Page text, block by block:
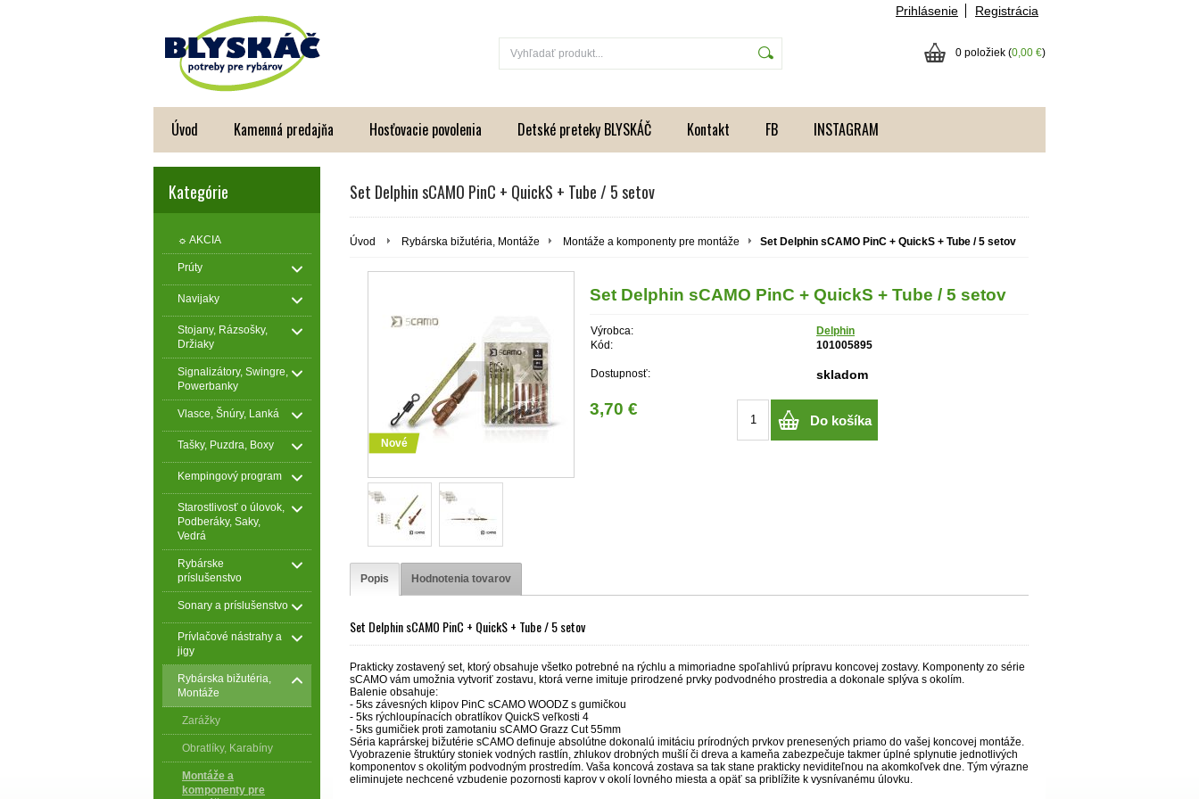
Prihlásenie Registrácia
0 položiek (0,00 €)
Úvod Kamenná predajňa Hosťovacie povolenia Detské preteky BLYSKÁČ Kontakt FB INSTAGRAM
Kategórie
☼ AKCIA
Prúty
Navijaky
Stojany, Rázsošky,
Držiaky
Signalizátory, Swingre,
Powerbanky
Vlasce, Šnúry, Lanká
Tašky, Puzdra, Boxy
Kempingový program
Starostlivosť o úlovok,
Podberáky, Saky,
Vedrá
Rybárske
príslušenstvo
Sonary a príslušenstvo
Prívlačové nástrahy a
jigy
Rybárska bižutéria,
Montáže
Zarážky
Obratlíky, Karabíny
Montáže a
komponenty pre
Set Delphin sCAMO PinC + QuickS + Tube / 5 setov
Úvod Rybárska bižutéria, Montáže Montáže a komponenty pre montáže Set Delphin sCAMO PinC + QuickS + Tube / 5 setov
Nové
Set Delphin sCAMO PinC + QuickS + Tube / 5 setov
Výrobca:
Delphin
Kód:
101005895
Dostupnosť: skladom
3,70 €
Do košíka
Popis Hodnotenia tovarov
Set Delphin sCAMO PinC + QuickS + Tube / 5 setov
Prakticky zostavený set, ktorý obsahuje všetko potrebné na rýchlu a mimoriadne spoľahlivú prípravu koncovej zostavy. Komponenty zo série
sCAMO vám umožnia vytvoriť zostavu, ktorá verne imituje prirodzené prvky podvodného prostredia a dokonale splýva s okolím.
Balenie obsahuje:
- 5ks závesných klipov PinC sCAMO WOODZ s gumičkou
- 5ks rýchloupínacích obratlíkov QuickS veľkosti 4
- 5ks gumičiek proti zamotaniu sCAMO Grazz Cut 55mm
Séria kaprárskej bižutérie sCAMO definuje absolútne dokonalú imitáciu prírodných prvkov prenesených priamo do vašej koncovej montáže.
Vyobrazenie štruktúry stoniek vodných rastlín, zhlukov drobných mušlí či dreva a kameňa zabezpečuje takmer úplné splynutie jednotlivých
komponentov s okolitým podvodným prostredím. Vaša koncová zostava sa tak stane prakticky neviditeľnou na akomkoľvek dne. Tým výrazne
eliminujete nechcené vzbudenie pozornosti kaprov v okolí lovného miesta a opäť sa priblížite k vysnívanému úlovku.